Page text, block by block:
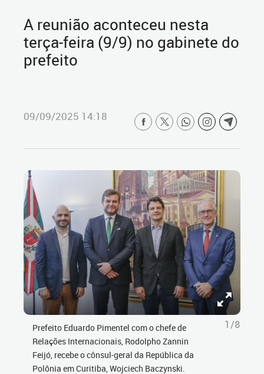
A reunião aconteceu nesta
terça-feira (9/9) no gabinete do
prefeito
09/09/2025 14:18
Prefeito Eduardo Pimentel com o chefe de
Relações Internacionais, Rodolpho Zannin
Feijó, recebe o cônsul-geral da República da
Polônia em Curitiba, Wojciech Baczynski.
1/8